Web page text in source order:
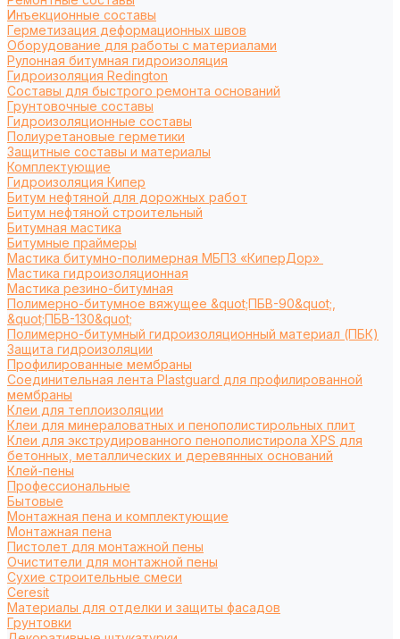
Инъекционные составы
Герметизация деформационных швов
Оборудование для работы с материалами
Рулонная битумная гидроизоляция
Гидроизоляция Redington
Составы для быстрого ремонта оснований
Грунтовочные составы
Гидроизоляционные составы
Полиуретановые герметики
Защитные составы и материалы
Комплектующие
Гидроизоляция Кипер
Битум нефтяной для дорожных работ
Битум нефтяной строительный
Битумная мастика
Битумные праймеры
Мастика битумно-полимерная МБПЗ «КиперДор»
Мастика гидроизоляционная
Мастика резино-битумная
Полимерно-битумное вяжущее &quot;ПБВ-90&quot;,
&quot;ПБВ-130&quot;
Полимерно-битумный гидроизоляционный материал (ПБК)
Защита гидроизоляции
Профилированные мембраны
Соединительная лента Plastguard для профилированной
мембраны
Клеи для теплоизоляции
Клеи для минераловатных и пенополистирольных плит
Клеи для экструдированного пенополистирола XPS для
бетонных, металлических и деревянных оснований
Клей-пены
Профессиональные
Бытовые
Монтажная пена и комплектующие
Монтажная пена
Пистолет для монтажной пены
Очистители для монтажной пены
Сухие строительные смеси
Ceresit
Материалы для отделки и защиты фасадов
Грунтовки